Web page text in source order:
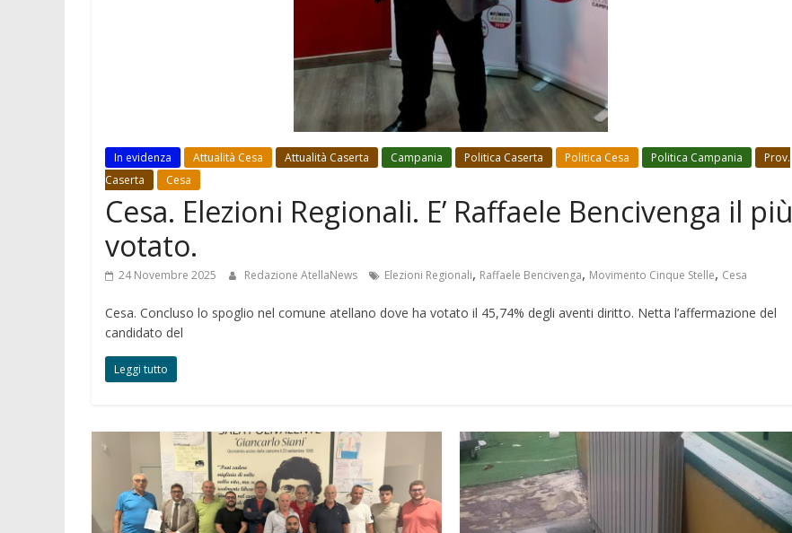
In evidenza Attualità Cesa Attualità Caserta Campania Politica Caserta Politica Cesa Politica Campania
Prov.
Caserta
Cesa
Cesa. Elezioni Regionali. E’ Raffaele Bencivenga il più
votato.
24 Novembre 2025 Redazione AtellaNews Elezioni Regionali, Raffaele Bencivenga, Movimento Cinque Stelle, Cesa
Cesa. Concluso lo spoglio nel comune atellano dove ha votato il 45,74% degli aventi diritto. Netta l’affermazione del
candidato del
Leggi tutto